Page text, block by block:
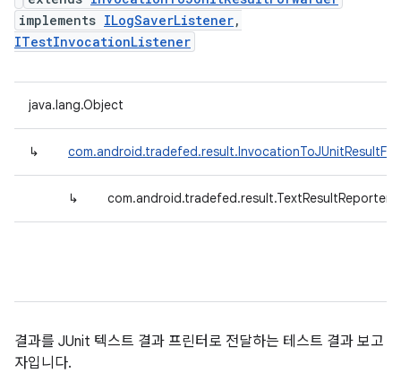
implements ILogSaverListener,
ITestInvocationListener
java.lang.Object
↳
↳ com.android.tradefed.result.TextResultReporter
결과를 JUnit 텍스트 결과 프린터로 전달하는 테스트 결과 보고
자입니다.